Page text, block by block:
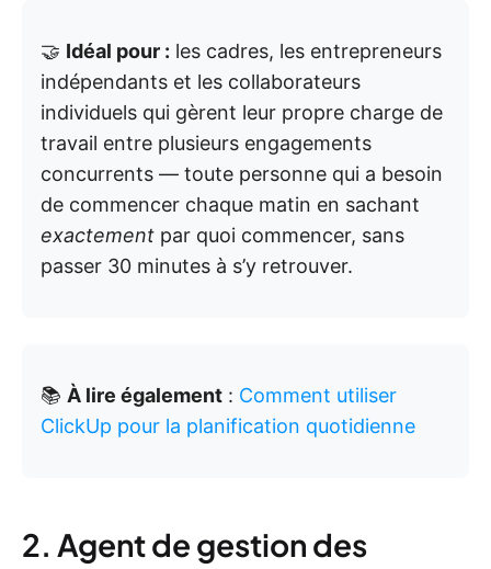
🤝 Idéal pour : les cadres, les entrepreneurs
indépendants et les collaborateurs
individuels qui gèrent leur propre charge de
travail entre plusieurs engagements
concurrents — toute personne qui a besoin
de commencer chaque matin en sachant
exactement par quoi commencer, sans
passer 30 minutes à s’y retrouver.
📚 À lire également : Comment utiliser
ClickUp pour la planification quotidienne
2. Agent de gestion des